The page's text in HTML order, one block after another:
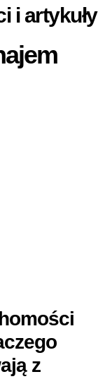
i artykuły
z